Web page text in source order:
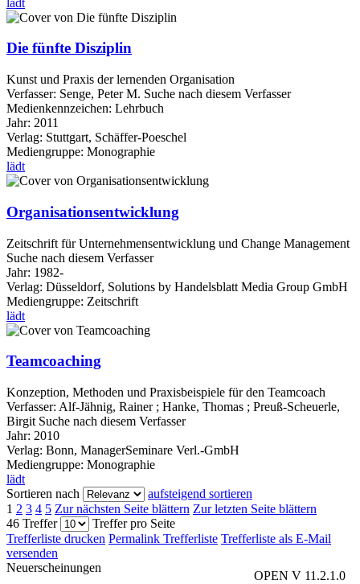
Die fünfte Disziplin
Kunst und Praxis der lernenden Organisation
Verfasser: Senge, Peter M. Suche nach diesem Verfasser
Medienkennzeichen: Lehrbuch
Jahr: 2011
Verlag: Stuttgart, Schäffer-Poeschel
Mediengruppe: Monographie
lädt
Organisationsentwicklung
Zeitschrift für Unternehmensentwicklung und Change Management
Suche nach diesem Verfasser
Jahr: 1982-
Verlag: Düsseldorf, Solutions by Handelsblatt Media Group GmbH
Mediengruppe: Zeitschrift
lädt
Teamcoaching
Konzeption, Methoden und Praxisbeispiele für den Teamcoach
Verfasser: Alf-Jähnig, Rainer ; Hanke, Thomas ; Preuß-Scheuerle,
Birgit Suche nach diesem Verfasser
Jahr: 2010
Verlag: Bonn, ManagerSeminare Verl.-GmbH
Mediengruppe: Monographie
lädt
Sortieren nach
aufsteigend sortieren
1 2 3 4 5 Zur nächsten Seite blättern Zur letzten Seite blättern
46 Treffer
Treffer pro Seite
Trefferliste drucken Permalink Trefferliste Trefferliste als E-Mail
versenden
OPEN V 11.2.1.0
Neuerscheinungen